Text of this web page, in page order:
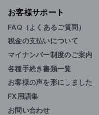
お客様サポート
FAQ（よくあるご質問）
税金の支払いについて
マイナンバー制度のご案内
各種手続き書類一覧
お客様の声を形にしました
FX用語集
お問い合わせ